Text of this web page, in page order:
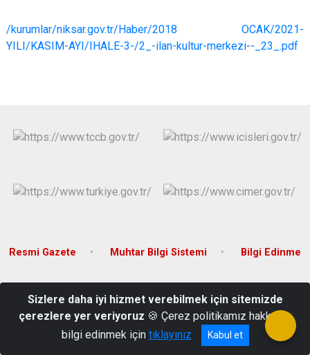
/kurumlar/niksar.gov.tr/Haber/2018 OCAK/2021-
YILI/KASIM-AYI/IHALE-3-/2_-ilan-kultur-merkezi--_23_.pdf
Resmi Gazete Muhtar Bilgi Sistemi Bilgi Edinme
0 356 527 24 65
Sizlere daha iyi hizmet verebilmek için sitemizde
çerezlere yer veriyoruz 🍪 Çerez politikamız hakkında
bilgi edinmek için tıklayınız Kabul et